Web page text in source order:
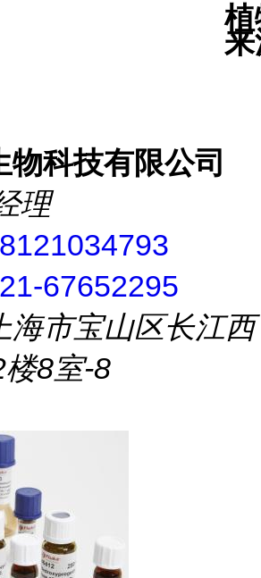
科技有限公司
理
67652295
海市宝山区长江西
8室-8